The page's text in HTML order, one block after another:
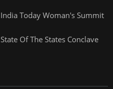
India Today Woman's Summit
State Of The States Conclave